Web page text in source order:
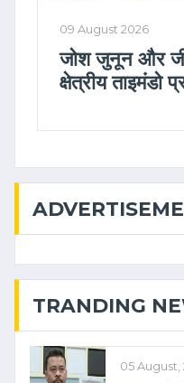
09 August 2026
जोश जुनून और
क्षेत्रीय ताइमंडो
TRANDING
05 August,